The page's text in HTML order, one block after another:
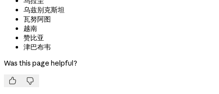
乌兹别克斯坦
瓦努阿图
越南
赞比亚
津巴布韦
Was this page helpful?
 